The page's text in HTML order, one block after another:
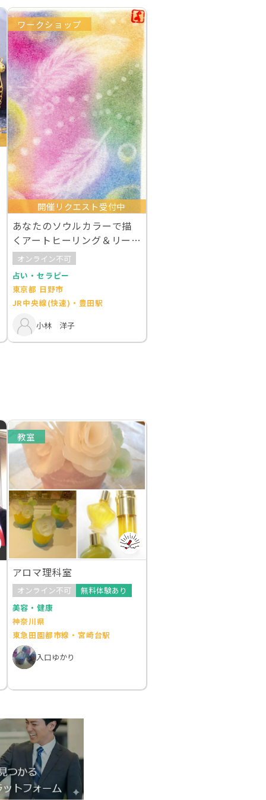
ワークショップ
開催リクエスト受付中
あなたのソウルカラーで描
くアートヒーリング＆リー
ディング
オンライン不可
占い・セラピー
東京都 日野市
JR中央線(快速)・豊田駅
小林 洋子
教室
アロマ理科室
オンライン不可
無料体験あり
美容・健康
神奈川県
東急田園都市線・宮崎台駅
入口ゆかり